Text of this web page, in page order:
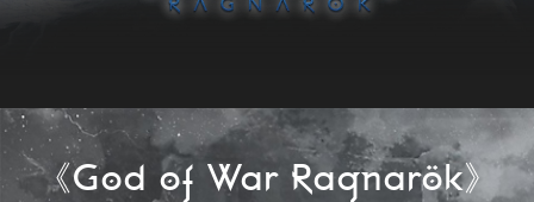
《God of War Ragnarök》